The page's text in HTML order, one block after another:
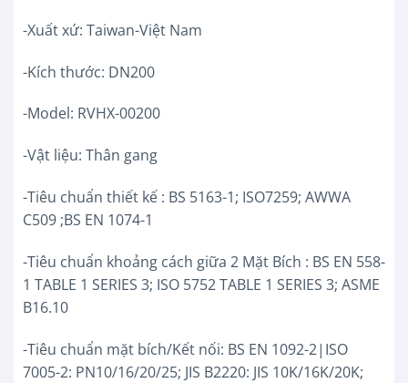
-Xuất xứ: Taiwan-Việt Nam
-Kích thước: DN200
-Model: RVHX-00200
-Vật liệu: Thân gang
-Tiêu chuẩn thiết kế : BS 5163-1; ISO7259; AWWA
C509 ;BS EN 1074-1
-Tiêu chuẩn khoảng cách giữa 2 Mặt Bích : BS EN 558-
1 TABLE 1 SERIES 3; ISO 5752 TABLE 1 SERIES 3; ASME
B16.10
-Tiêu chuẩn mặt bích/Kết nối: BS EN 1092-2|ISO
7005-2: PN10/16/20/25; JIS B2220: JIS 10K/16K/20K;